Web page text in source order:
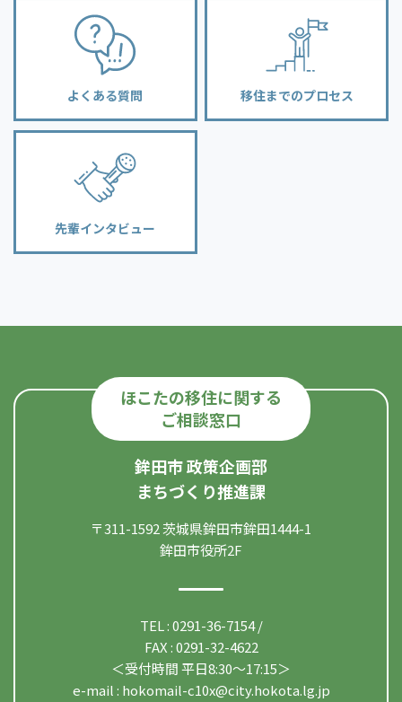
よくある質問 移住までのプロセス
先輩インタビュー
ほこたの移住に関する
ご相談窓口
鉾田市 政策企画部
まちづくり推進課
〒311-1592 茨城県鉾田市鉾田1444-1
鉾田市役所2F
TEL : 0291-36-7154 /
FAX : 0291-32-4622
＜受付時間 平日8:30〜17:15＞
e-mail : hokomail-c10x@city.hokota.lg.jp